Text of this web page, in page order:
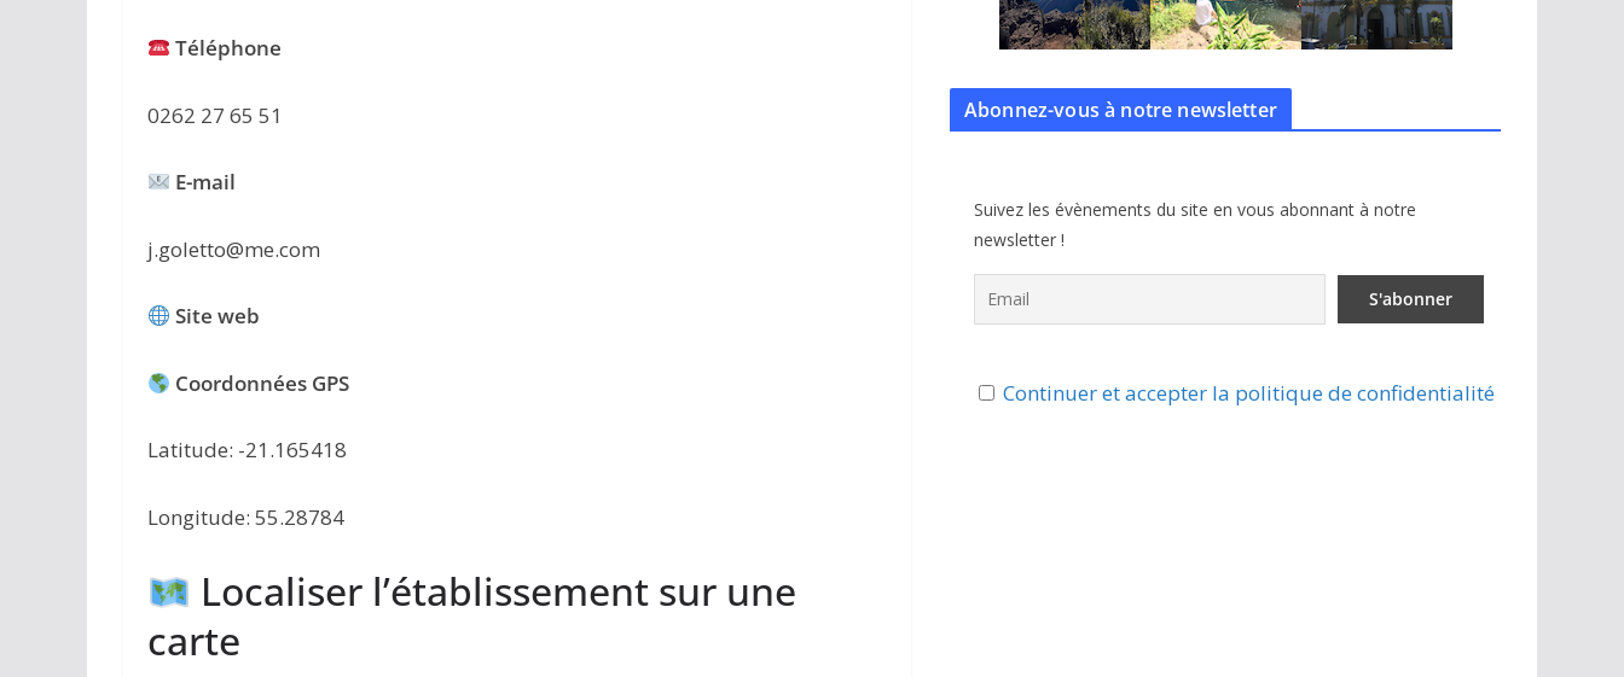
Téléphone
0262 27 65 51
E-mail
j.goletto@me.com
Site web
Coordonnées GPS
Latitude: -21.165418
Longitude: 55.28784
Localiser l’établissement sur une
carte
Abonnez-vous à notre newsletter
Suivez les évènements du site en vous abonnant à notre
newsletter !
Continuer et accepter la politique de confidentialité